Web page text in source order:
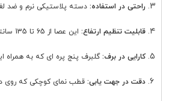
راحتی در استفاده: دسته پلاستیکی نرم و ضد
قابلیت تنظیم ارتفاع: این عصا از 65 تا 135 سانتی متر قابل تنظیم است و می توانید آن را متناسب با قد، نوع مسیر و شیب مورد نظر خود تنظیم کنید.
کارایی در برف:گلبرف پنج پره ای که به همراه
دقت در جهت یابی: قطب نمای کوچکی که روی